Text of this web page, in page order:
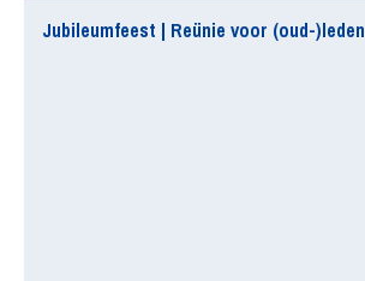
Jubileumfeest | Reünie voor (oud-)leden